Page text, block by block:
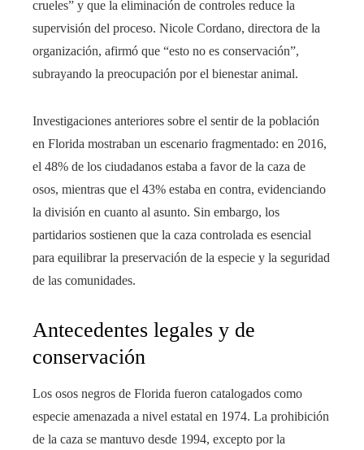
crueles” y que la eliminación de controles reduce la
supervisión del proceso. Nicole Cordano, directora de la
organización, afirmó que “esto no es conservación”,
subrayando la preocupación por el bienestar animal.
Investigaciones anteriores sobre el sentir de la población
en Florida mostraban un escenario fragmentado: en 2016,
el 48% de los ciudadanos estaba a favor de la caza de
osos, mientras que el 43% estaba en contra, evidenciando
la división en cuanto al asunto. Sin embargo, los
partidarios sostienen que la caza controlada es esencial
para equilibrar la preservación de la especie y la seguridad
de las comunidades.
Antecedentes legales y de
conservación
Los osos negros de Florida fueron catalogados como
especie amenazada a nivel estatal en 1974. La prohibición
de la caza se mantuvo desde 1994, excepto por la